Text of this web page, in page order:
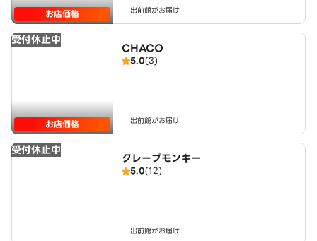
お店価格 出前館がお届け
受付休止中
お店価格
CHACO
5.0(3)
出前館がお届け
受付休止中
クレープモンキー
5.0(12)
出前館がお届け